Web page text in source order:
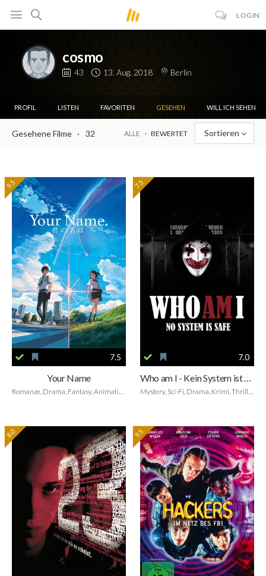
LOGIN
cosmo
43 13. Aug. 2018 Berlin
PROFIL LISTEN FAVORITEN GESEHEN WILL ICH SEHEN
Gesehene Filme 32 ALLE BEWERTET Sortieren
9.5
7.5
Your Name
Romanze, Drama, Fantasy, Animation
7.5
7.0
Who am I - Kein System ist sicher
Mystery, Sci-Fi, Drama, Krimi, Thriller
8.0 9.5